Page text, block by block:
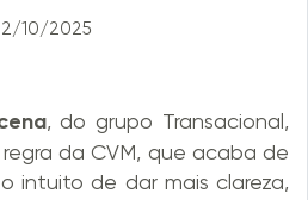
10/2025
, do grupo Transacional,
da CVM, que acaba de
intuito de dar mais clareza,